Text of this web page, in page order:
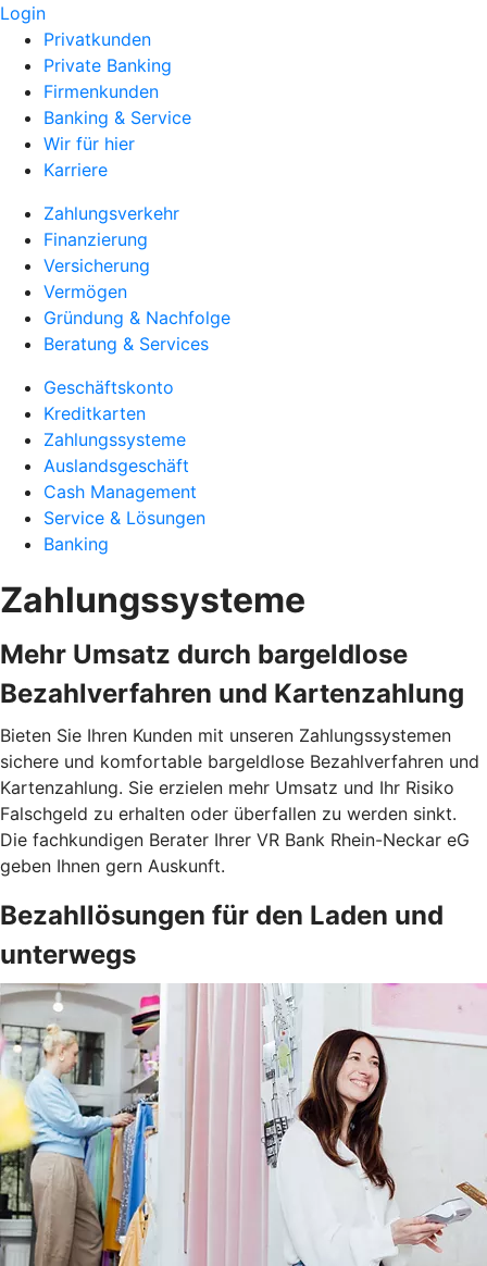
Login
Privatkunden
Private Banking
Firmenkunden
Banking & Service
Wir für hier
Karriere
Zahlungsverkehr
Finanzierung
Versicherung
Vermögen
Gründung & Nachfolge
Beratung & Services
Geschäftskonto
Kreditkarten
Zahlungssysteme
Auslandsgeschäft
Cash Management
Service & Lösungen
Banking
Zahlungssysteme
Mehr Umsatz durch bargeldlose
Bezahlverfahren und Kartenzahlung
Bieten Sie Ihren Kunden mit unseren Zahlungssystemen
sichere und komfortable bargeldlose Bezahlverfahren und
Kartenzahlung. Sie erzielen mehr Umsatz und Ihr Risiko
Falschgeld zu erhalten oder überfallen zu werden sinkt.
Die fachkundigen Berater Ihrer VR Bank Rhein-Neckar eG
geben Ihnen gern Auskunft.
Bezahllösungen für den Laden und
unterwegs